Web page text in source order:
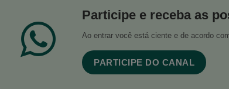
Participe e receba as
Ao entrar você está ciente e de acordo
PARTICIPE DO CANAL